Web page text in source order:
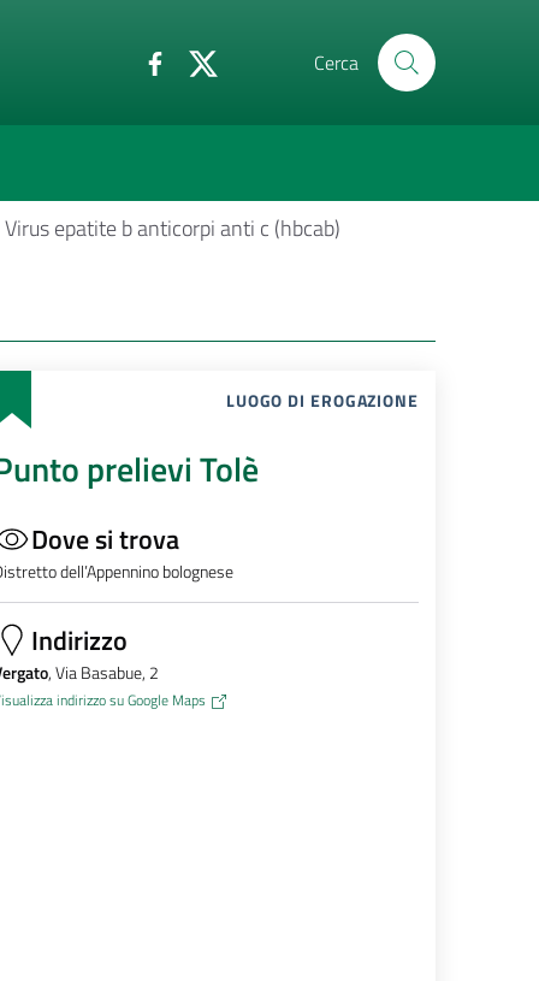
Cerca
Virus epatite b anticorpi anti c (hbcab)
LUOGO DI EROGAZIONE
prelievi Tolè
Dove si trova
dell’Appennino bolognese
Indirizzo
, Via Basabue, 2
indirizzo su Google Maps